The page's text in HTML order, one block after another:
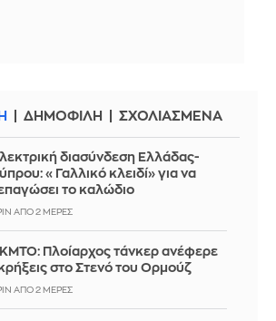
ΔΗΜΟΦΙΛΗ ΣΧΟΛΙΑΣΜΕΝΑ
διασύνδεση Ελλάδας-
«Γαλλικό κλειδί» για να
το καλώδιο
ΑΠΌ 2 ΜΈΡΕΣ
Πλοίαρχος τάνκερ ανέφερε
στο Στενό του Ορμούζ
ΑΠΌ 2 ΜΈΡΕΣ